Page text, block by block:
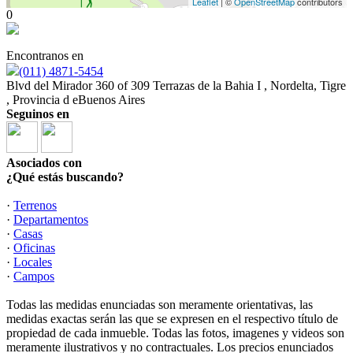
0
Encontranos en
(011) 4871-5454
Blvd del Mirador 360 of 309 Terrazas de la Bahia I , Nordelta, Tigre
, Provincia d eBuenos Aires
Seguinos en
Asociados con
¿Qué estás buscando?
· Terrenos
· Departamentos
· Casas
· Oficinas
· Locales
· Campos
Todas las medidas enunciadas son meramente orientativas, las
medidas exactas serán las que se expresen en el respectivo título de
propiedad de cada inmueble. Todas las fotos, imagenes y videos son
meramente ilustrativos y no contractuales. Los precios enunciados